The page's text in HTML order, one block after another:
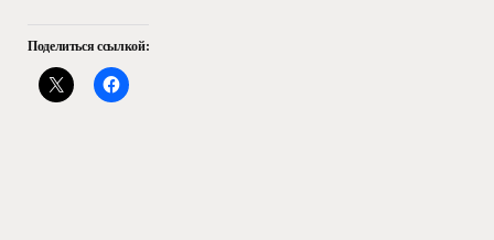
Поделиться ссылкой: